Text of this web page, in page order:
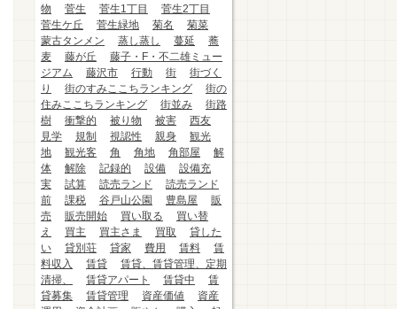
物
菅生 菅生1丁目
菅生2丁目
菅生ケ丘
菅生緑地 菊名
菊菜
蒙古タンメン
蒸し蒸し 蔓延
蕎
麦
藤が丘
藤子・F・不二雄ミュー
ジアム
藤沢市 行動 街
街づく
り
街のすみここちランキング
街の
住みここちランキング
街並み
街路
樹
衝撃的 被り物 被害
西友
見学
規制 視認性 親身
観光
地
観光客 角 角地 角部屋
解
体
解除 記録的 設備
設備充
実
試算 読売ランド
読売ランド
前
課税 谷戸山公園 豊島屋
販
売
販売開始 買い取る
買い替
え
買主 買主さま 買取
貸した
い
貸別荘 貸家 費用 賃料
賃
料収入
賃貸
賃貸、賃貸管理、定期
清掃、
賃貸アパート 賃貸中
賃
貸募集
賃貸管理 資産価値
資産